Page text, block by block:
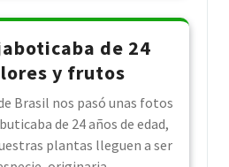
de 24
y frutos
Brasil nos pasó unas fotos
de 24 años de edad,
plantas lleguen a ser